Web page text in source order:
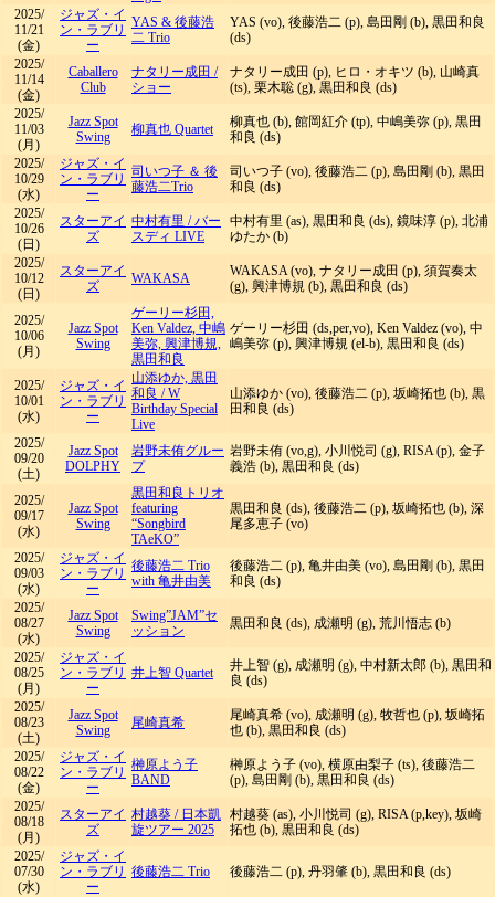
2025/
11/21
(金)
ジャズ・イ
ン・ラブリ
ー
YAS & 後藤浩
二 Trio
YAS (vo), 後藤浩二 (p), 島田剛 (b), 黒田和良
(ds)
2025/
11/14
(金)
Caballero
Club
ナタリー成田 /
ショー
ナタリー成田 (p), ヒロ・オキツ (b), 山崎真
(ts), 栗木聡 (g), 黒田和良 (ds)
2025/
11/03
(月)
Jazz Spot
Swing
柳真也 Quartet
柳真也 (b), 館岡紅介 (tp), 中嶋美弥 (p), 黒田
和良 (ds)
2025/
10/29
(水)
ジャズ・イ
ン・ラブリ
ー
司いつ子 ＆ 後
藤浩二Trio
司いつ子 (vo), 後藤浩二 (p), 島田剛 (b), 黒田
和良 (ds)
2025/
10/26
(日)
スターアイ
ズ
中村有里 /バー
スディ LIVE
中村有里 (as), 黒田和良 (ds), 鏡味淳 (p), 北浦
ゆたか (b)
2025/
10/12
(日)
スターアイ
ズ
WAKASA
WAKASA (vo), ナタリー成田 (p), 須賀奏太
(g), 興津博規 (b), 黒田和良 (ds)
2025/
10/06
(月)
Jazz Spot
Swing
ゲーリー杉田,
Ken Valdez, 中嶋
美弥, 興津博規,
黒田和良
ゲーリー杉田 (ds,per,vo), Ken Valdez (vo), 中
嶋美弥 (p), 興津博規 (el-b), 黒田和良 (ds)
2025/
10/01
(水)
ジャズ・イ
ン・ラブリ
ー
山添ゆか, 黒田
和良 /W
Birthday Special
Live
山添ゆか (vo), 後藤浩二 (p), 坂崎拓也 (b), 黒
田和良 (ds)
2025/
09/20
(土)
Jazz Spot
DOLPHY
岩野未侑グルー
プ
岩野未侑 (vo,g), 小川悦司 (g), RISA (p), 金子
義浩 (b), 黒田和良 (ds)
2025/
09/17
(水)
Jazz Spot
Swing
黒田和良トリオ
featuring
“Songbird
TAeKO”
黒田和良 (ds), 後藤浩二 (p), 坂崎拓也 (b), 深
尾多恵子 (vo)
2025/
09/03
(水)
ジャズ・イ
ン・ラブリ
ー
後藤浩二 Trio
with 亀井由美
後藤浩二 (p), 亀井由美 (vo), 島田剛 (b), 黒田
和良 (ds)
2025/
08/27
(水)
Jazz Spot
Swing
Swing”JAM”セ
ッション
黒田和良 (ds), 成瀬明 (g), 荒川悟志 (b)
2025/
08/25
(月)
ジャズ・イ
ン・ラブリ
ー
井上智 Quartet
井上智 (g), 成瀬明 (g), 中村新太郎 (b), 黒田和
良 (ds)
2025/
08/23
(土)
Jazz Spot
Swing
尾崎真希
尾崎真希 (vo), 成瀬明 (g), 牧哲也 (p), 坂崎拓
也 (b), 黒田和良 (ds)
2025/
08/22
(金)
ジャズ・イ
ン・ラブリ
ー
榊原よう子
BAND
榊原よう子 (vo), 横原由梨子 (ts), 後藤浩二
(p), 島田剛 (b), 黒田和良 (ds)
2025/
08/18
(月)
スターアイ
ズ
村越葵 / 日本凱
旋ツアー 2025
村越葵 (as), 小川悦司 (g), RISA (p,key), 坂崎
拓也 (b), 黒田和良 (ds)
2025/
07/30
(水)
ジャズ・イ
ン・ラブリ
ー
後藤浩二 Trio 後藤浩二 (p), 丹羽肇 (b), 黒田和良 (ds)